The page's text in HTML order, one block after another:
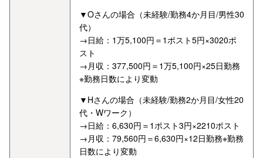
▼Oさんの場合（未経験/勤務4か月目/男性30
代）
→日給：1万5,100円＝1ポスト5円×3020ポ
スト
→月収：377,500円＝1万5,100円×25日勤務
※勤務日数により変動
▼Hさんの場合（未経験/勤務2か月目/女性20
代・Wワーク）
→日給：6,630円＝1ポスト3円×2210ポスト
→月収：79,560円＝6,630円×12日勤務※勤務
日数により変動